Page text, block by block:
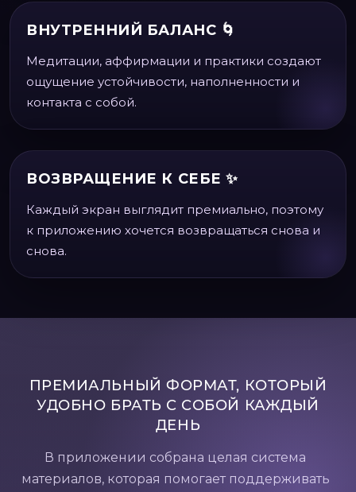
ВНУТРЕННИЙ БАЛАНС 🌀
Медитации, аффирмации и практики создают
ощущение устойчивости, наполненности и
контакта с собой.
ВОЗВРАЩЕНИЕ К СЕБЕ ✨
Каждый экран выглядит премиально, поэтому
к приложению хочется возвращаться снова и
снова.
ПРЕМИАЛЬНЫЙ ФОРМАТ, КОТОРЫЙ
УДОБНО БРАТЬ С СОБОЙ КАЖДЫЙ
ДЕНЬ
В приложении собрана целая система
материалов, которая помогает поддерживать